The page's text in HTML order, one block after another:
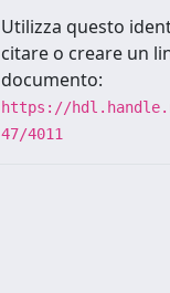
Utilizza questo
citare o creare un
documento:
https://
47/4011